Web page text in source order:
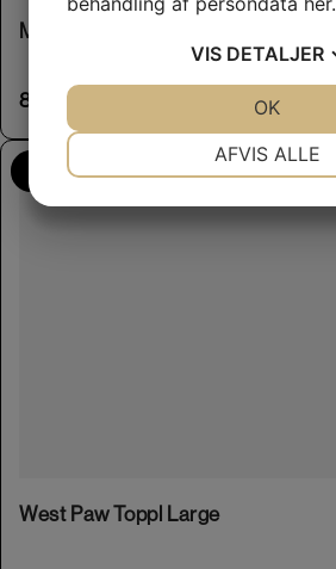
Molly
85,00
Flere Farver
West Paw Toppl Large
VIS DETALJER
AFVIS ALLE
OK